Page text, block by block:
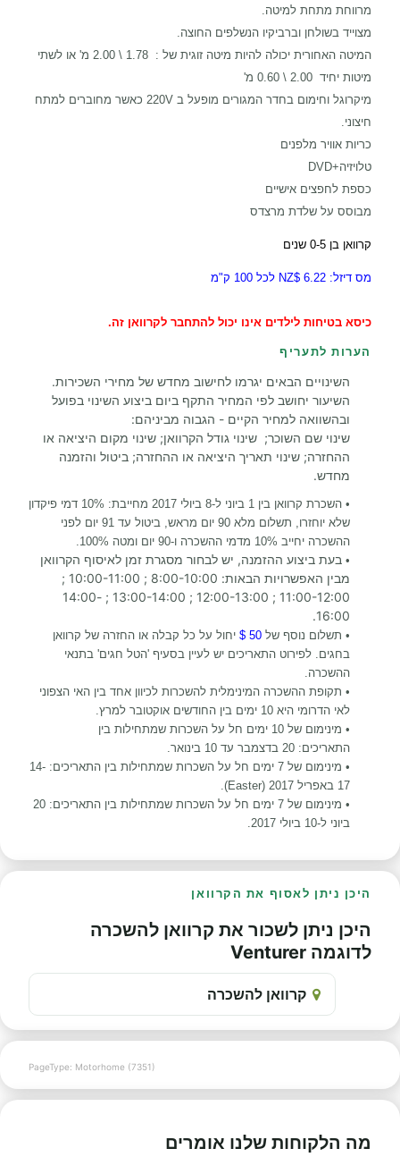
מרווחת מתחת למיטה.
מצוייד בשולחן וברביקיו הנשלפים החוצה.
המיטה האחורית יכולה להיות מיטה זוגית של : 1.78 \ 2.00 מ' או לשתי
מיטות יחיד 2.00 \ 0.60 מ'
מיקרוגל וחימום בחדר המגורים מופעל ב 220V כאשר מחוברים למתח
חיצוני.
כריות אוויר מלפנים
טלויזיה+DVD
כספת לחפצים אישיים
מבוסס על שלדת מרצדס
קרוואן בן 0-5 שנים
מס דיזל: 6.22 $NZ לכל 100 ק"מ
כיסא בטיחות לילדים אינו יכול להתחבר לקרוואן זה.
הערות לתעריף
השינויים הבאים יגרמו לחישוב מחדש של מחירי השכירות.
השיעור יחושב לפי המחיר התקף ביום ביצוע השינוי בפועל
ובהשוואה למחיר הקיים - הגבוה מביניהם:
שינוי שם השוכר; שינוי גודל הקרוואן; שינוי מקום היציאה או
ההחזרה; שינוי תאריך היציאה או ההחזרה; ביטול והזמנה
מחדש.
•
השכרת קרוואן בין 1 ביוני ל-8 ביולי 2017 מחייבת: 10% דמי פיקדון
שלא יוחזרו, תשלום מלא 90 יום מראש, ביטול עד 91 יום לפני
ההשכרה יחייב 10% מדמי ההשכרה ו-90 יום ומטה 100%.
• בעת ביצוע ההזמנה, יש לבחור מסגרת זמן לאיסוף הקרוואן
מבין האפשרויות הבאות: 8:00-10:00 ; 10:00-11:00 ;
11:00-12:00 ; 12:00-13:00 ; 13:00-14:00 ; 14:00-
16:00.
• תשלום נוסף של 50 $
יחול על כל קבלה או החזרה של קרוואן
בחגים. לפירוט התאריכים יש לעיין בסעיף 'הטל חגים' בתנאי
ההשכרה.
• תקופת ההשכרה המינימלית להשכרות לכיוון אחד בין האי הצפוני
לאי הדרומי היא 10 ימים בין החודשים אוקטובר למרץ.
• מינימום של 10 ימים חל על השכרות שמתחילות בין
התאריכים: 20 בדצמבר עד 10 בינואר.
• מינימום של 7 ימים חל על השכרות שמתחילות בין התאריכים: 14-
17 באפריל 2017 (Easter).
• מינימום של 7 ימים חל על השכרות שמתחילות בין התאריכים: 20
ביוני ל-10 ביולי 2017.
היכן ניתן לאסוף את הקרוואן
היכן ניתן לשכור את קרוואן להשכרה
לדוגמה Venturer
קרוואן להשכרה
PageType: Motorhome (7351)
מה הלקוחות שלנו אומרים